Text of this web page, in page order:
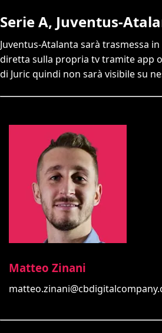
Serie A, Juventus-
Juventus-Atalanta sarà trasmessa in
diretta sulla propria tv tramite app
di Juric quindi non sarà visibile su
Matteo Zinani